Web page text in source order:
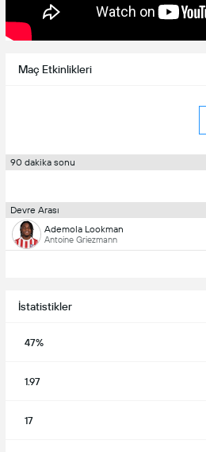
Maç Etkinlikleri
90 dakika sonu
Devre Arası
Ademola Lookman
Antoine Griezmann
İstatistikler
47%
1.97
17